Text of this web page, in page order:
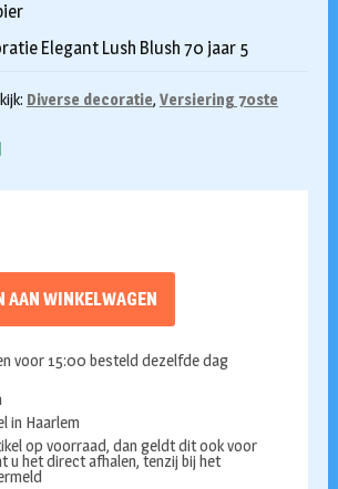
Elegant Lush Blush 70 jaar 5
Diverse decoratie, Versiering 70ste
AAN WINKELWAGEN
voor 15:00 besteld dezelfde dag
in Haarlem
op voorraad, dan geldt dit ook voor
u het direct afhalen, tenzij bij het